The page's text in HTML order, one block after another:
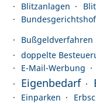
Blitzanlagen
Bundesgerichtshof
Bußgeldverfahren
doppelte
E-Mail-Werbung
Eigenbedarf
Einparken